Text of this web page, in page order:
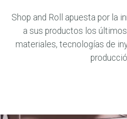
Shop and Roll apuesta por la
a sus productos los
materiales, tecnologías de